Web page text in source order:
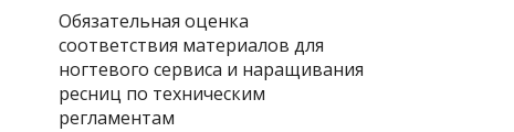
Обязательная оценка
соответствия материалов для
ногтевого сервиса и наращивания
ресниц по техническим
регламентам